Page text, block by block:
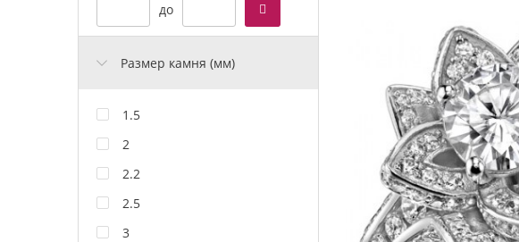
до
Размер камня (мм)
1.5
2
2.2
2.5
3